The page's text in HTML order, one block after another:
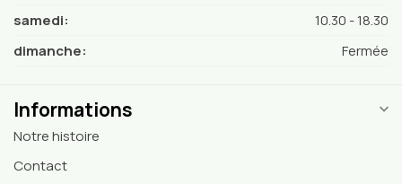
samedi:
10.30 - 18.30
dimanche:
Fermée
Informations
Notre histoire
Contact